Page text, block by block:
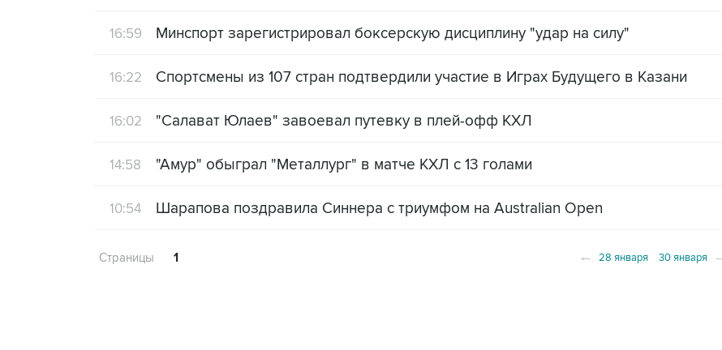
16:59 Минспорт зарегистрировал боксерскую дисциплину "удар на силу"
16:22 Спортсмены из 107 стран подтвердили участие в Играх Будущего в Казани
16:02 "Салават Юлаев" завоевал путевку в плей-офф КХЛ
14:58 "Амур" обыграл "Металлург" в матче КХЛ с 13 голами
10:54 Шарапова поздравила Синнера с триумфом на Australian Open
Страницы 1 ← 28 января 30 января